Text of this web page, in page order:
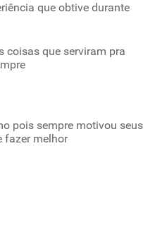
que obtive durante
coisas que serviram pra
pois sempre motivou seus
fazer melhor